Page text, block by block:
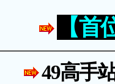
【
49高手